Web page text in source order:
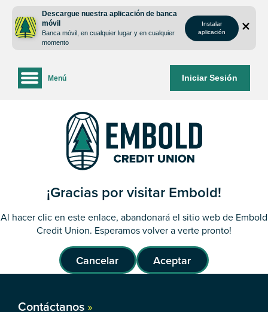
contenido
inicio
Descargue nuestra aplicación de banca
móvil
Banca móvil, en cualquier lugar y en cualquier
momento
Instalar
aplicación
Iniciar Sesión
Menú
¡Gracias por visitar Embold!
Al hacer clic en este enlace, abandonará el sitio web de Embold
Credit Union. Esperamos volver a verte pronto!
Cancelar Aceptar
Contáctanos »